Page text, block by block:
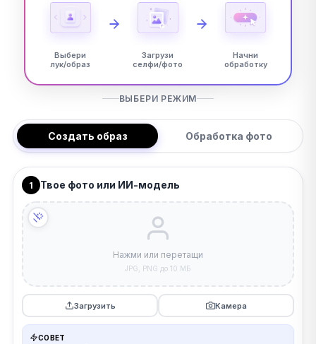
Выбери
лук/образ
Загрузи
селфи/фото
Начни
обработку
ВЫБЕРИ РЕЖИМ
Создать образ Обработка фото
1 Твое фото или ИИ-модель
Нажми или перетащи
JPG, PNG до 10 МБ
Загрузить Камера
СОВЕТ